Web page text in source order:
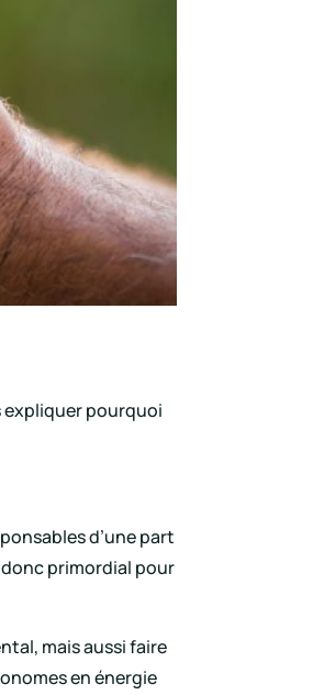
expliquer pourquoi
d’une part
primordial pour
mais aussi faire
en énergie